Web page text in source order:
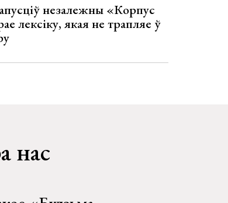
незалежны «Корпус
лексіку, якая не трапляе ў
нас